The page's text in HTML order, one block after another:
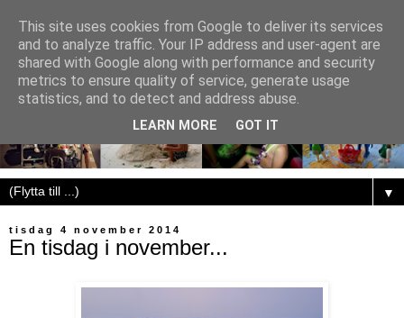
▼
tisdag 4 november 2014
En tisdag i november...
This site uses cookies from Google to deliver its services
and to analyze traffic. Your IP address and user-agent are
shared with Google along with performance and security
metrics to ensure quality of service, generate usage
statistics, and to detect and address abuse.
LEARN MORE GOT IT